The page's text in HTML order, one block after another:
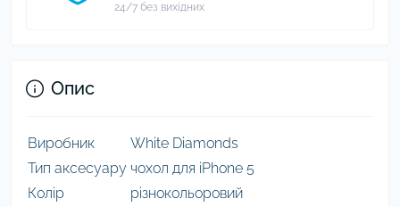
24/7 без вихідних
Опис
Виробник
White Diamonds
Тип аксесуару чохол для iPhone 5
Колір
різнокольоровий